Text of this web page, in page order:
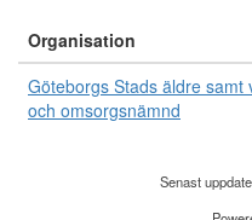
Organisation
Göteborgs Stads äldre samt
och omsorgsnämnd
Senast